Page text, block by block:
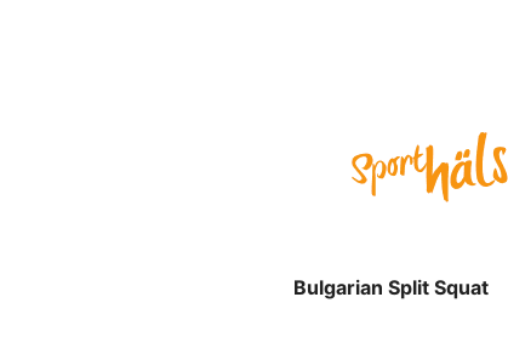
Bulgarian Split Squat